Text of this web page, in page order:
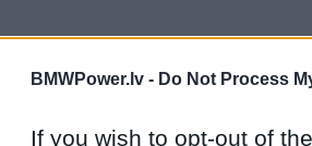
BMWPower.lv - Do Not Process
If you wish to opt-out of